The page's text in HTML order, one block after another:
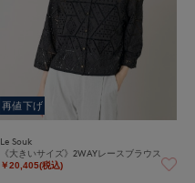
再値下げ
Le Souk
《大きいサイズ》2WAYレースブラウス
￥20,405(税込)